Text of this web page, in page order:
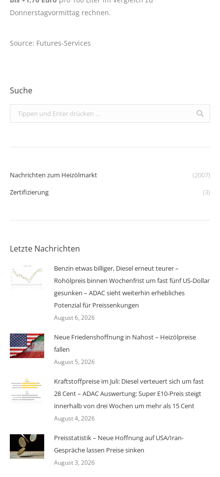
Donnerstagvormittag rechnen.
Source: Futures-Services
Suche
Search:
Nachrichten zum Heizölmarkt
(2007)
Zertifizierung
(3)
Letzte Nachrichten
Benzin etwas billiger, Diesel erneut teurer –
Rohölpreis binnen Wochenfrist um fast fünf US-Dollar
gesunken – ADAC sieht weiterhin erhebliches
Potenzial für Preissenkungen
August 6, 2026
Neue Friedenshoffnung in Nahost – Heizölpreise
fallen
August 5, 2026
Kraftstoffpreise im Juli: Diesel verteuert sich um fast
28 Cent – ADAC Auswertung: Super E10-Preis steigt
innerhalb von drei Wochen um mehr als 15 Cent
August 4, 2026
Preisstatistik – Neue Hoffnung auf USA/Iran-
Gespräche lassen Preise sinken
August 3, 2026